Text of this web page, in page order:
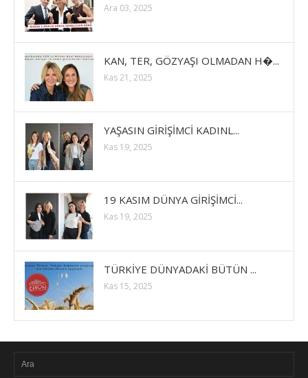
Ara 03, 2025
KAN, TER, GÖZYAŞI OLMADAN H�...
Kas 21, 2025
YAŞASIN GİRİŞİMCİ KADINL...
Kas 19, 2025
19 KASIM DÜNYA GİRİŞİMCİ...
Kas 19, 2025
TÜRKİYE DÜNYADAKİ BÜTÜN ...
Kas 15, 2025